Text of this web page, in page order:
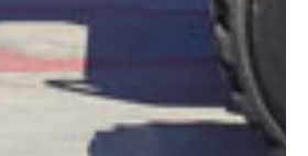
de elegir la máquina que
desde el siguiente botón o ponte
para un asesoramiento más personal.